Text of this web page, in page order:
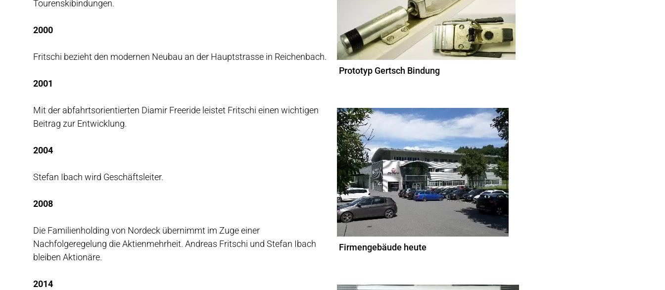
Tourenskibindungen.
2000
Fritschi bezieht den modernen Neubau an der Hauptstrasse in Reichenbach.
2001
Mit der abfahrtsorientierten Diamir Freeride leistet Fritschi einen wichtigen
Beitrag zur Entwicklung.
2004
Stefan Ibach wird Geschäftsleiter.
2008
Die Familienholding von Nordeck übernimmt im Zuge einer
Nachfolgeregelung die Aktienmehrheit. Andreas Fritschi und Stefan Ibach
bleiben Aktionäre.
2014
Prototyp Gertsch Bindung
Firmengebäude heute